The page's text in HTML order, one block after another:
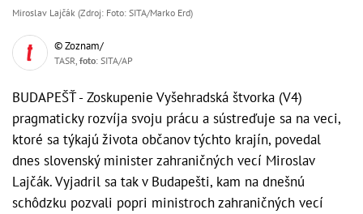
Miroslav Lajčák (Zdroj: Foto: SITA/Marko Erd)
© Zoznam/
TASR, foto: SITA/AP
BUDAPEŠŤ - Zoskupenie Vyšehradská štvorka (V4)
pragmaticky rozvíja svoju prácu a sústreďuje sa na veci,
ktoré sa týkajú života občanov týchto krajín, povedal
dnes slovenský minister zahraničných vecí Miroslav
Lajčák. Vyjadril sa tak v Budapešti, kam na dnešnú
schôdzku pozvali popri ministroch zahraničných vecí